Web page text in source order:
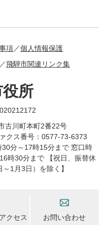
項
個人情報保護
飛騨市関連リンク集
所
古川町本町2番22号
クス番号：0577-73-6373
分～17時15分まで 窓口時
時30分まで 【祝日、振替休
1月3日）を除く】
クセス お問い合わせ